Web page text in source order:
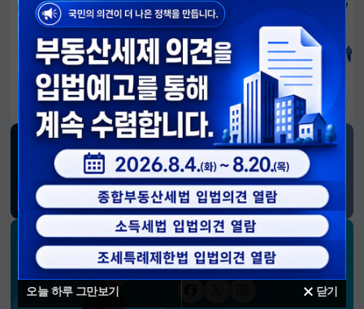
오늘 하루 그만보기 닫기
알림판
국민이 만든 대전환의 길-회복과 도약, 모두의 1년
재정경제부 SNS 소식
블로그페이스북트위터(X)유튜브인스타그램
소통하는 경제 리더 구윤철 장관의
SNS 채널